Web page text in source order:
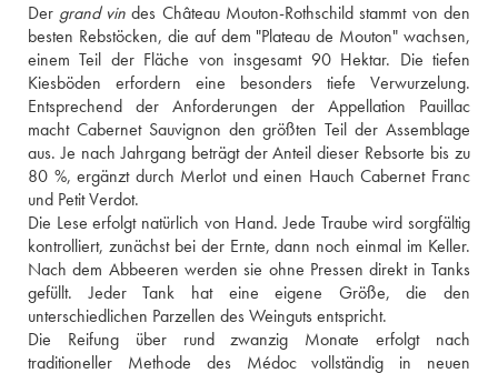
Der grand vin des Château Mouton-Rothschild stammt von den
besten Rebstöcken, die auf dem "Plateau de Mouton" wachsen,
einem Teil der Fläche von insgesamt 90 Hektar. Die tiefen
Kiesböden erfordern eine besonders tiefe Verwurzelung.
Entsprechend der Anforderungen der Appellation Pauillac
macht Cabernet Sauvignon den größten Teil der Assemblage
aus. Je nach Jahrgang beträgt der Anteil dieser Rebsorte bis zu
80 %, ergänzt durch Merlot und einen Hauch Cabernet Franc
und Petit Verdot.
Die Lese erfolgt natürlich von Hand. Jede Traube wird sorgfältig
kontrolliert, zunächst bei der Ernte, dann noch einmal im Keller.
Nach dem Abbeeren werden sie ohne Pressen direkt in Tanks
gefüllt. Jeder Tank hat eine eigene Größe, die den
unterschiedlichen Parzellen des Weinguts entspricht.
Die Reifung über rund zwanzig Monate erfolgt nach